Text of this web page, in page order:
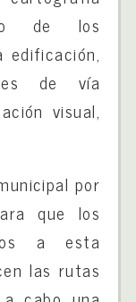
de los
edificación,
de vía
visual,
por
que los
a esta
las rutas